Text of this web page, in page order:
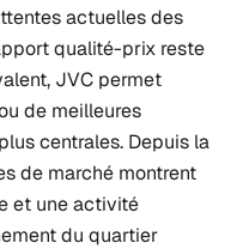
actuelles des
qualité-prix reste
JVC permet
de meilleures
centrales. Depuis la
de marché montrent
et une activité
du quartier